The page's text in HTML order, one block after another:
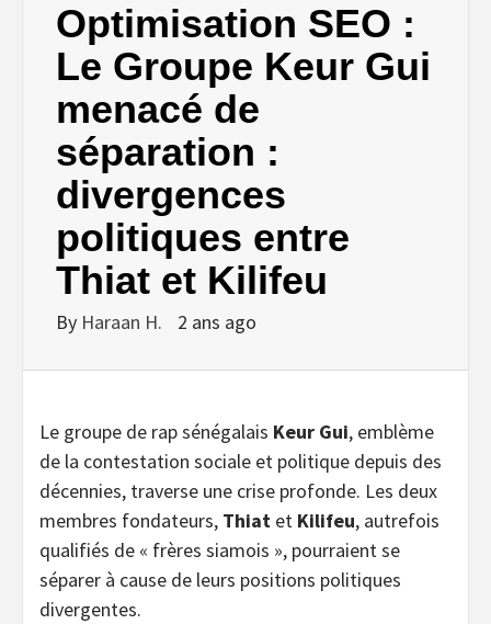
Optimisation SEO :
Le Groupe Keur Gui
menacé de
séparation :
divergences
politiques entre
Thiat et Kilifeu
By Haraan H. 2 ans ago
Le groupe de rap sénégalais Keur Gui, emblème
de la contestation sociale et politique depuis des
décennies, traverse une crise profonde. Les deux
membres fondateurs, Thiat et Kilifeu, autrefois
qualifiés de « frères siamois », pourraient se
séparer à cause de leurs positions politiques
divergentes.